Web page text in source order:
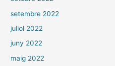
setembre 2022
juliol 2022
juny 2022
maig 2022